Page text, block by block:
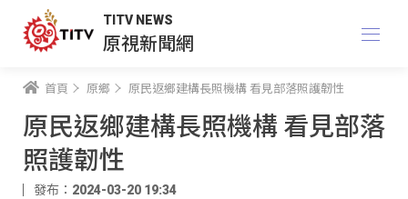
TITV NEWS
原視新聞網
首頁 原鄉 原民返鄉建構長照機構 看見部落照護韌性
原民返鄉建構長照機構 看見部落
照護韌性
發布：2024-03-20 19:34